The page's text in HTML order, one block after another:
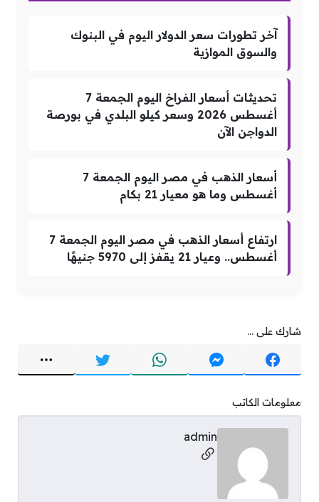
آخر تطورات سعر الدولار اليوم في البنوك
والسوق الموازية
تحديثات أسعار الفراخ اليوم الجمعة 7
أغسطس 2026 وسعر كيلو البلدي في بورصة
الدواجن الآن
أسعار الذهب في مصر اليوم الجمعة 7
أغسطس وما هو معيار 21 بكام
ارتفاع أسعار الذهب في مصر اليوم الجمعة 7
أغسطس.. وعيار 21 يقفز إلى 5970 جنيهًا
شارك على ...
معلومات الكاتب
admin
مواقع التواصل